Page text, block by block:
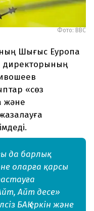
Фото: BBC
Шығыс Еуропа
директорының
«сөз
және
да барлық
оларға қарсы
Айт десе»
БАҚ еркін және